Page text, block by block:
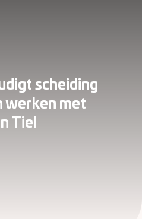
scheiding
werken met
Tiel